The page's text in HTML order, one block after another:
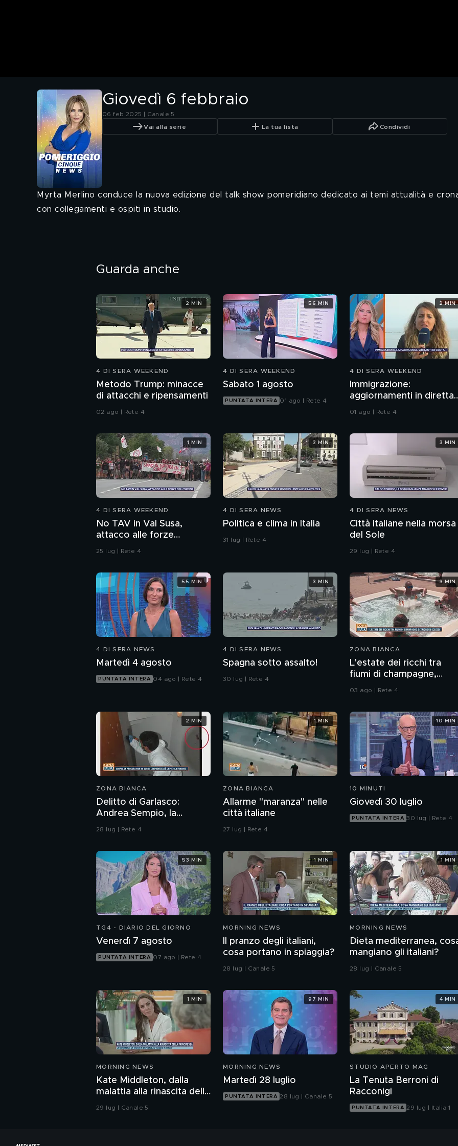
Giovedì 6 febbraio
06 feb 2025 | Canale 5
Vai alla serie La tua lista Condividi
Myrta Merlino conduce la nuova edizione del talk show pomeridiano dedicato ai temi attualità e
con collegamenti e ospiti in studio.
Guarda anche
4 DI SERA WEEKEND
Metodo Trump: minacce
di attacchi e ripensamenti
02 ago | Rete 4
2 MIN
4 DI SERA WEEKEND
Sabato 1 agosto
PUNTATA INTERA 01 ago | Rete 4
56 MIN
4 DI SERA WEEKEND
Immigrazione:
aggiornamenti in diretta
da Ceuta
01 ago | Rete 4
2 MIN
4 DI SERA WEEKEND
No TAV in Val Susa,
attacco alle forze
dell'ordine
25 lug | Rete 4
1 MIN
4 DI SERA NEWS
Politica e clima in Italia
31 lug | Rete 4
3 MIN
4 DI SERA NEWS
Città italiane nella morsa
del Sole
29 lug | Rete 4
3 MIN
4 DI SERA NEWS
Martedì 4 agosto
PUNTATA INTERA 04 ago | Rete 4
55 MIN
4 DI SERA NEWS
Spagna sotto assalto!
30 lug | Rete 4
3 MIN
ZONA BIANCA
L'estate dei ricchi tra
fiumi di champagne,
ostriche ed eccessi
03 ago | Rete 4
3 MIN
ZONA BIANCA
Delitto di Garlasco:
Andrea Sempio, la
Procura di Pavia non ha
28 lug | Rete 4
2 MIN
ZONA BIANCA
Allarme "maranza" nelle
città italiane
27 lug | Rete 4
1 MIN
10 MINUTI
Giovedì 30 luglio
PUNTATA INTERA 30 lug | Rete 4
10 MIN
TG4 - DIARIO DEL GIORNO
Venerdì 7 agosto
PUNTATA INTERA 07 ago | Rete 4
53 MIN
MORNING NEWS
Il pranzo degli italiani,
cosa portano in spiaggia?
28 lug | Canale 5
1 MIN
MORNING NEWS
Dieta mediterranea,
mangiano gli italiani?
28 lug | Canale 5
1 MIN
MORNING NEWS
Kate Middleton, dalla
malattia alla rinascita della
Principessa
29 lug | Canale 5
1 MIN
MORNING NEWS
Martedì 28 luglio
PUNTATA INTERA 28 lug | Canale 5
97 MIN
STUDIO APERTO MAG
La Tenuta Berroni di
Racconigi
PUNTATA INTERA 29 lug | Italia 1
4 MIN